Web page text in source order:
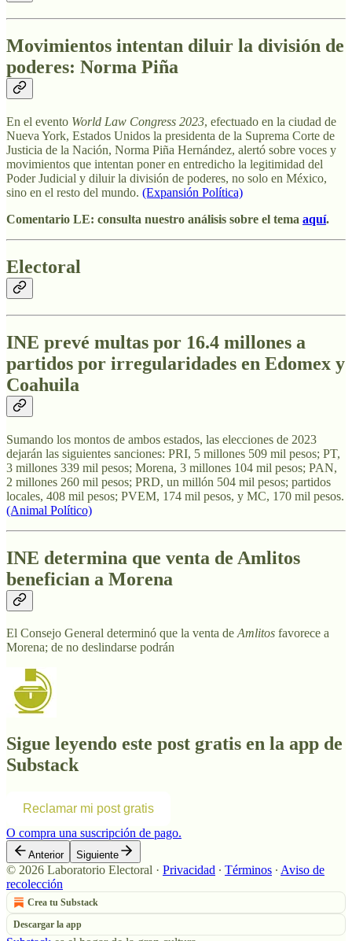
Movimientos intentan diluir la división de
poderes: Norma Piña
En el evento World Law Congress 2023, efectuado en la ciudad de
Nueva York, Estados Unidos la presidenta de la Suprema Corte de
Justicia de la Nación, Norma Piña Hernández, alertó sobre voces y
movimientos que intentan poner en entredicho la legitimidad del
Poder Judicial y diluir la división de poderes, no solo en México,
sino en el resto del mundo. (Expansión Política)
Comentario LE: consulta nuestro análisis sobre el tema aquí.
Electoral
INE prevé multas por 16.4 millones a
partidos por irregularidades en Edomex y
Coahuila
Sumando los montos de ambos estados, las elecciones de 2023
dejarán las siguientes sanciones: PRI, 5 millones 509 mil pesos; PT,
3 millones 339 mil pesos; Morena, 3 millones 104 mil pesos; PAN,
2 millones 260 mil pesos; PRD, un millón 504 mil pesos; partidos
locales, 408 mil pesos; PVEM, 174 mil pesos, y MC, 170 mil pesos.
(Animal Político)
INE determina que venta de Amlitos
benefician a Morena
El Consejo General determinó que la venta deAmlitos favorece a
Morena; de no deslindarse podrán
Sigue leyendo este post gratis en la app de
Substack
Reclamar mi post gratis
O compra una suscripción de pago.
Anterior Siguiente
© 2026 Laboratorio Electoral · Privacidad ∙ Términos ∙ Aviso de
recolección
Crea tu Substack
Descargar la app